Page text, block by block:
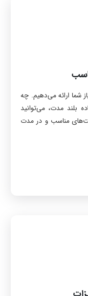
شما ارائه می‌دهیم. چه
بلند مدت، می‌توانید
مناسب و در مدت